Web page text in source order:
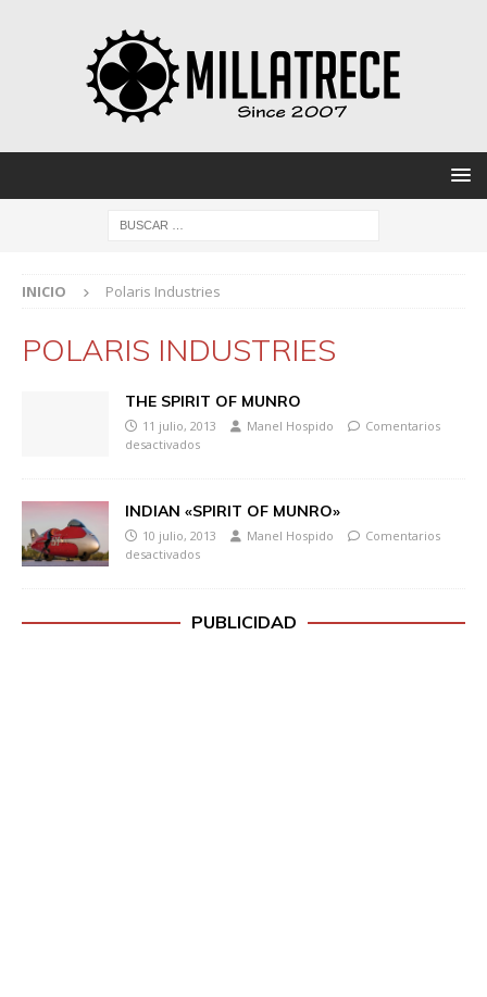
INICIO Polaris Industries
POLARIS INDUSTRIES
THE SPIRIT OF MUNRO
11 julio, 2013 Manel Hospido
Comentarios
desactivados
INDIAN «SPIRIT OF MUNRO»
10 julio, 2013 Manel Hospido
Comentarios
desactivados
PUBLICIDAD